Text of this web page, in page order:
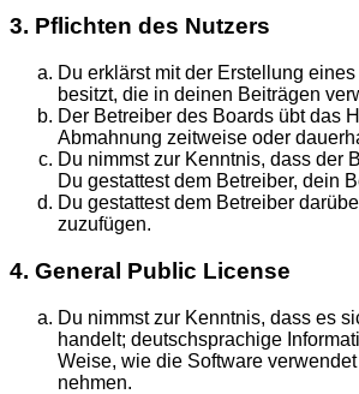
3. Pflichten des Nutzers
Du erklärst mit der Erstellung
besitzt, die in deinen Beiträgen
Der Betreiber des Boards übt das
Abmahnung zeitweise oder
Du nimmst zur Kenntnis, dass der
Du gestattest dem Betreiber, dein
Du gestattest dem Betreiber
zuzufügen.
4. General Public License
Du nimmst zur Kenntnis, dass es
handelt; deutschsprachige
Weise, wie die Software
nehmen.